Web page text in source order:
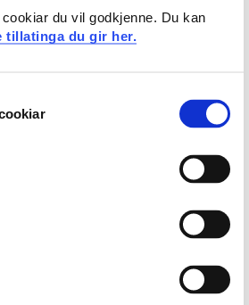
du vil godkjenne. Du kan
tillatinga du gir her.